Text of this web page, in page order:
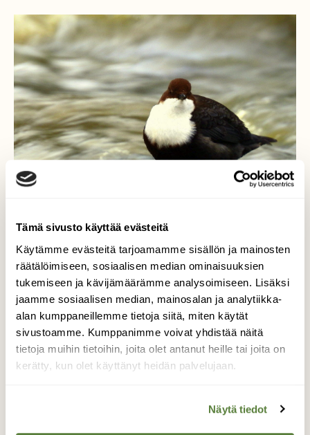
Tämä sivusto käyttää evästeitä
Käytämme evästeitä tarjoamamme sisällön ja mainosten
räätälöimiseen, sosiaalisen median ominaisuuksien
tukemiseen ja kävijämäärämme analysoimiseen. Lisäksi
jaamme sosiaalisen median, mainosalan ja analytiikka-
alan kumppaneillemme tietoja siitä, miten käytät
sivustoamme. Kumppanimme voivat yhdistää näitä
tietoja muihin tietoihin, joita olet antanut heille tai joita on
kerätty, kun olet käyttänyt heidän palvelujaan.
Näytä tiedot
Koskikara ruoan
hankinnassa
turussa useammassakin paikassa lintuja